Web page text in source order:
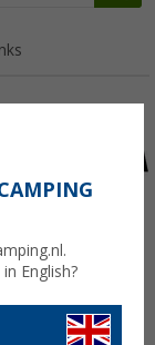
English?